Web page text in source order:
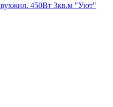
450Вт 3кв.м "Уют"